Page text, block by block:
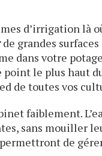
d’irrigation là
de grandes
dans votre
le plus haut
de toutes vos
faiblement.
sans mouiller
de